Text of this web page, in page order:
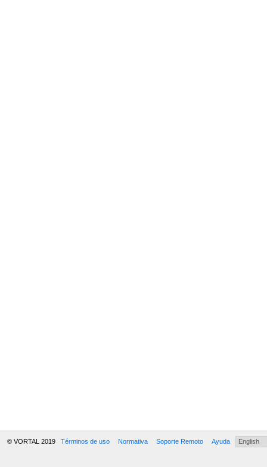
© VORTAL 2019 Términos de uso Normativa Soporte Remoto Ayuda